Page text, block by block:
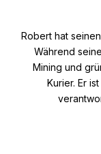
Robert hat
Während
Mining und
Kurier. Er